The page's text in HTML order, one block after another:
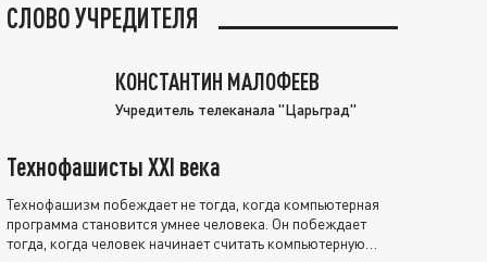
СЛОВО УЧРЕДИТЕЛЯ
КОНСТАНТИН МАЛОФЕЕВ
Учредитель телеканала "Царьград"
Технофашисты XXI века
Технофашизм побеждает не тогда, когда компьютерная
программа становится умнее человека. Он побеждает
тогда, когда человек начинает считать компьютерную